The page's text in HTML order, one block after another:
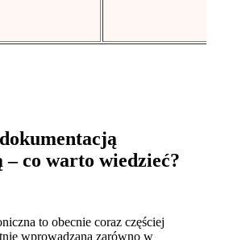
co warto wiedzieć?
to obecnie coraz częściej
wprowadzana zarówno w